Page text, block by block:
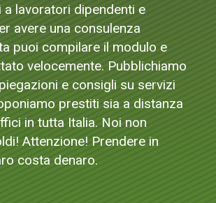
a lavoratori dipendenti e
avere una consulenza
puoi compilare il modulo e
velocemente. Pubblichiamo
e consigli su servizi
prestiti sia a distanza
in tutta Italia. Noi non
Attenzione! Prendere in
costa denaro.